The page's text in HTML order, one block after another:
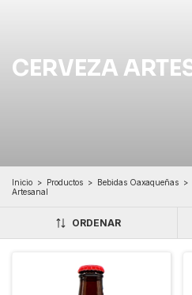
CERVEZA
Inicio > Productos > Bebidas Oaxaqueñas >
Artesanal
ORDENAR